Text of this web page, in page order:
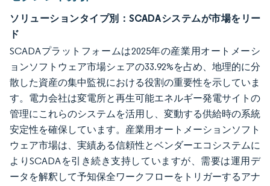
ソリューションタイプ別：SCADAシステムが市場をリー
ド
SCADAプラットフォームは2025年の産業用オートメーシ
ョンソフトウェア市場シェアの33.92%を占め、地理的に分
散した資産の集中監視における役割の重要性を示していま
す。電力会社は変電所と再生可能エネルギー発電サイトの
管理にこれらのシステムを活用し、変動する供給時の系統
安定性を確保しています。産業用オートメーションソフト
ウェア市場は、実績ある信頼性とベンダーエコシステムに
よりSCADAを引き続き支持していますが、需要は運用デ
ータを解釈して予知保全ワークフローをトリガーするアナ